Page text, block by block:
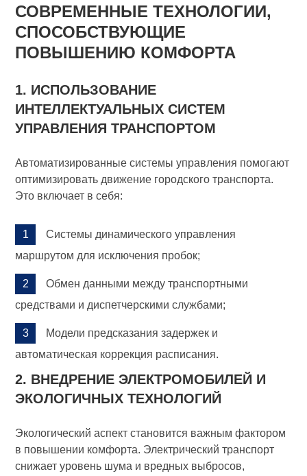
СОВРЕМЕННЫЕ ТЕХНОЛОГИИ,
СПОСОБСТВУЮЩИЕ
ПОВЫШЕНИЮ КОМФОРТА
1. ИСПОЛЬЗОВАНИЕ
ИНТЕЛЛЕКТУАЛЬНЫХ СИСТЕМ
УПРАВЛЕНИЯ ТРАНСПОРТОМ
Автоматизированные системы управления помогают
оптимизировать движение городского транспорта.
Это включает в себя:
Системы динамического управления
маршрутом для исключения пробок;
Обмен данными между транспортными
средствами и диспетчерскими службами;
Модели предсказания задержек и
автоматическая коррекция расписания.
2. ВНЕДРЕНИЕ ЭЛЕКТРОМОБИЛЕЙ И
ЭКОЛОГИЧНЫХ ТЕХНОЛОГИЙ
Экологический аспект становится важным фактором
в повышении комфорта. Электрический транспорт
снижает уровень шума и вредных выбросов,